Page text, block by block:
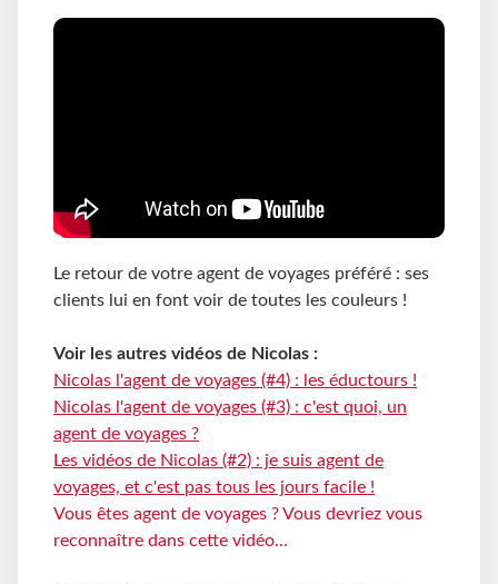
Le retour de votre agent de voyages préféré : ses
clients lui en font voir de toutes les couleurs !
Voir les autres vidéos de Nicolas :
Nicolas l'agent de voyages (#4) : les éductours !
Nicolas l'agent de voyages (#3) : c'est quoi, un
agent de voyages ?
Les vidéos de Nicolas (#2) : je suis agent de
voyages, et c'est pas tous les jours facile !
Vous êtes agent de voyages ? Vous devriez vous
reconnaître dans cette vidéo…